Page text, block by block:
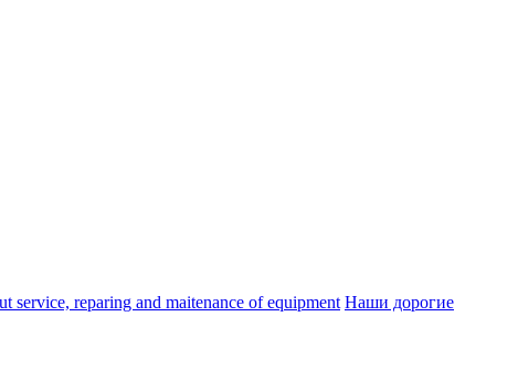
reparing and maitenance of equipment Наши дорогие